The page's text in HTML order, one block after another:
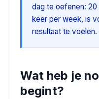
dag te oefenen: 20
keer per week, is
resultaat te voelen.
Wat heb je
begint?